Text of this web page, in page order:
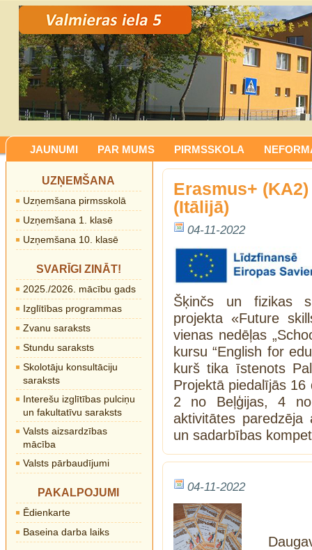
JAUNUMI PAR MUMS PIRMSSKOLA
UZŅEMŠANA
Uzņemšana pirmsskolā
Uzņemšana 1. klasē
Uzņemšana 10. klasē
SVARĪGI ZINĀT!
2025./2026. mācību gads
Izglītības programmas
Zvanu saraksts
Stundu saraksts
Skolotāju konsultāciju
saraksts
Interešu izglītības pulciņu
un fakultatīvu saraksts
Valsts aizsardzības
mācība
Valsts pārbaudījumi
PAKALPOJUMI
Ēdienkarte
Baseina darba laiks
Erasmus+
(Itālijā)
04-11-2022
Šķinčs un fizikas
projekta «Future
vienas nedēļas
kursu “English for
kurš tika īstenots
Projektā piedalījās
2 no Beļģijas, 4
aktivitātes paredzēja
un sadarbības
04-11-2022